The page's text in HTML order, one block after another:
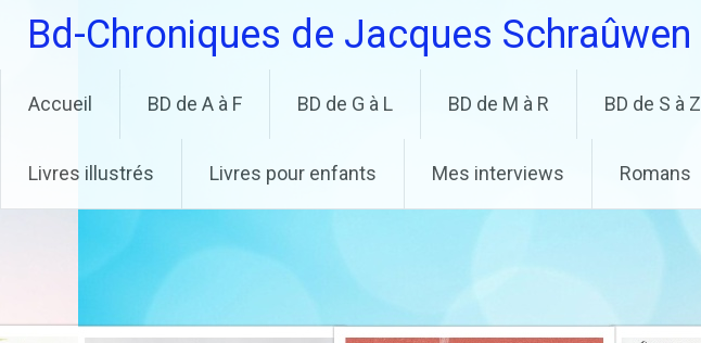
contenu
Bd-Chroniques de Jacques Schraûwen
Accueil BD de A à F BD de G à L BD de M à R BD de S à Z
Livres illustrés Livres pour enfants Mes interviews Romans